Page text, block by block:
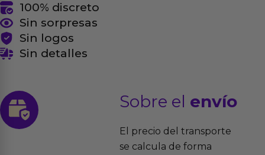
100% discreto
Sin sorpresas
Sin logos
Sin detalles
Sobre el envío
El precio del transporte
se calcula de forma